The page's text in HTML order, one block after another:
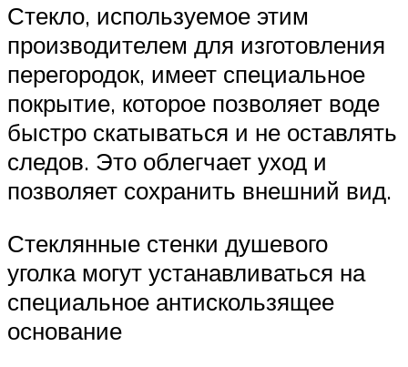
Стекло, используемое этим
производителем для изготовления
перегородок, имеет специальное
покрытие, которое позволяет воде
быстро скатываться и не оставлять
следов. Это облегчает уход и
позволяет сохранить внешний вид.
Стеклянные стенки душевого
уголка могут устанавливаться на
специальное антискользящее
основание